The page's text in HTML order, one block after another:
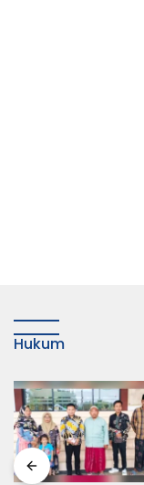
Hukum